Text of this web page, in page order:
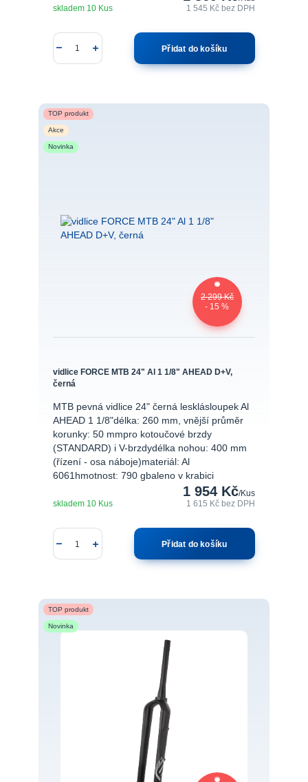
1 545 Kčbez DPH
skladem 10 Kus
Přidat do košíku
TOP produkt
Akce
Novinka
2 299 Kč
- 15 %
vidlice FORCE MTB 24" Al 1 1/8" AHEAD D+V,
černá
MTB pevná vidlice 24" černá lesklásloupek Al
AHEAD 1 1/8"délka: 260 mm, vnější průměr
korunky: 50 mmpro kotoučové brzdy
(STANDARD) i V-brzdydélka nohou: 400 mm
(řízení - osa náboje)materiál: Al
6061hmotnost: 790 gbaleno v krabici
1 954 Kč/Kus
1 615 Kč bez DPH
skladem 10 Kus
Přidat do košíku
TOP produkt
Novinka